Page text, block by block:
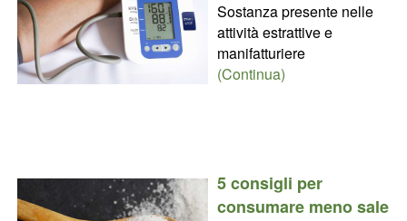
Sostanza presente nelle
attività estrattive e
manifatturiere
(Continua)
5 consigli per
consumare meno sale